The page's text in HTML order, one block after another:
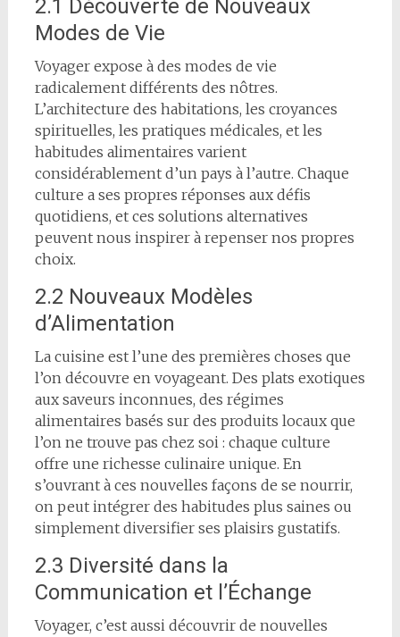
2.1 Découverte de Nouveaux
Modes de Vie
Voyager expose à des modes de vie
radicalement différents des nôtres.
L’architecture des habitations, les croyances
spirituelles, les pratiques médicales, et les
habitudes alimentaires varient
considérablement d’un pays à l’autre. Chaque
culture a ses propres réponses aux défis
quotidiens, et ces solutions alternatives
peuvent nous inspirer à repenser nos propres
choix.
2.2 Nouveaux Modèles
d’Alimentation
La cuisine est l’une des premières choses que
l’on découvre en voyageant. Des plats exotiques
aux saveurs inconnues, des régimes
alimentaires basés sur des produits locaux que
l’on ne trouve pas chez soi : chaque culture
offre une richesse culinaire unique. En
s’ouvrant à ces nouvelles façons de se nourrir,
on peut intégrer des habitudes plus saines ou
simplement diversifier ses plaisirs gustatifs.
2.3 Diversité dans la
Communication et l’Échange
Voyager, c’est aussi découvrir de nouvelles